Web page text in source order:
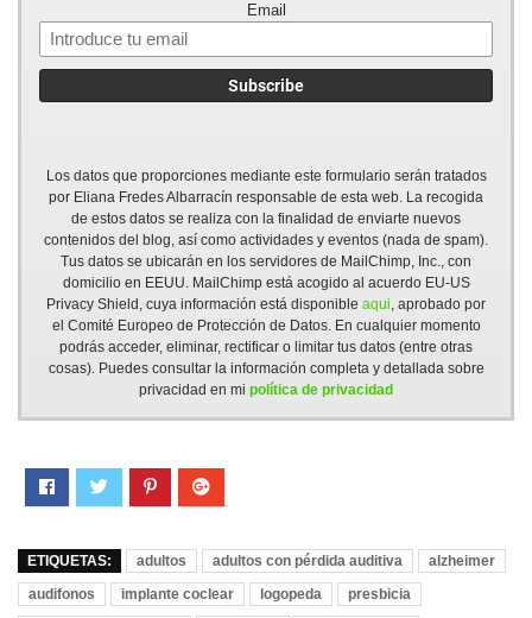
Email
Los datos que proporciones mediante este formulario serán tratados
por Eliana Fredes Albarracín responsable de esta web. La recogida
de estos datos se realiza con la finalidad de enviarte nuevos
contenidos del blog, así como actividades y eventos (nada de spam).
Tus datos se ubicarán en los servidores de MailChimp, Inc., con
domicilio en EEUU. MailChimp está acogido al acuerdo EU-US
Privacy Shield, cuya información está disponible aqui, aprobado por
el Comité Europeo de Protección de Datos. En cualquier momento
podrás acceder, eliminar, rectificar o limitar tus datos (entre otras
cosas). Puedes consultar la información completa y detallada sobre
privacidad en mi política de privacidad
ETIQUETAS: adultos adultos con pérdida auditiva
alzheimer
audifonos
implante coclear logopeda
presbicia